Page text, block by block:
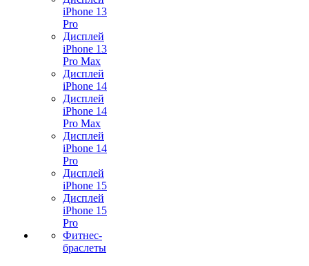
iPhone 13
Pro
Дисплей
iPhone 13
Pro Max
Дисплей
iPhone 14
Дисплей
iPhone 14
Pro Max
Дисплей
iPhone 14
Pro
Дисплей
iPhone 15
Дисплей
iPhone 15
Pro
Фитнес-
браслеты